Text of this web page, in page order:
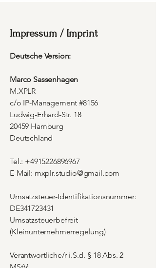
Impressum / Imprint
Deutsche Version:
Marco Sassenhagen
M.XPLR
c/o IP-Management #8156
Ludwig-Erhard-Str. 18
20459 Hamburg
Deutschland
Tel.: +4915226896967
E-Mail: mxplr.studio@gmail.com
Umsatzsteuer-Identifikationsnummer:
DE341723431
Umsatzsteuerbefreit
(Kleinunternehmerregelung)
Verantwortliche/r i.S.d. § 18 Abs. 2